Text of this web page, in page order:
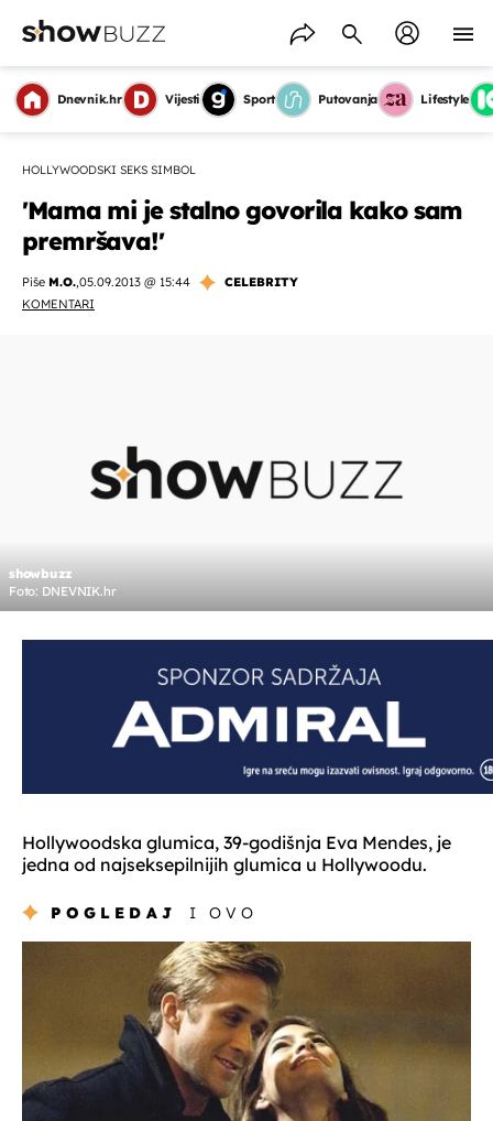
Dnevnik.hr Vijesti Sport Putovanja Lifestyle
HOLLYWOODSKI SEKS SIMBOL
'Mama mi je stalno govorila kako sam
premršava!'
Piše M.O.,05.09.2013 @ 15:44
CELEBRITY
KOMENTARI
showbuzz
Foto: DNEVNIK.hr
Hollywoodska glumica, 39-godišnja Eva Mendes, je
jedna od najseksepilnijih glumica u Hollywoodu.
POGLEDAJ I OVO